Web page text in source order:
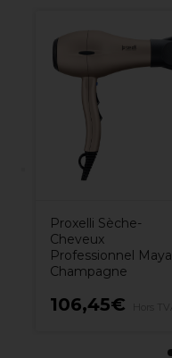
Proxelli Sèche-
Cheveux
Professionnel Maya
Champagne
106,45€